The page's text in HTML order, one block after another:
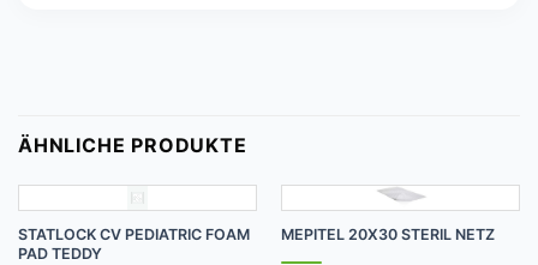
ÄHNLICHE PRODUKTE
STATLOCK CV PEDIATRIC FOAM
PAD TEDDY
MEPITEL 20X30 STERIL NETZ